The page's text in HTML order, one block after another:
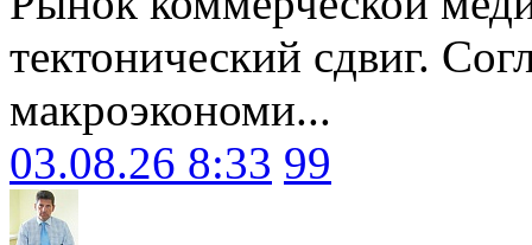
тектонический сдвиг.
макроэкономи...
03.08.26 8:33 99